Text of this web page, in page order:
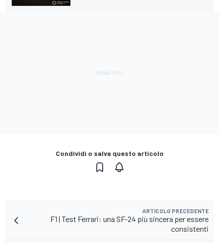
Condividi o salva questo articolo
ARTICOLO PRECEDENTE
F1 | Test Ferrari: una SF-24 più sincera per essere
consistenti